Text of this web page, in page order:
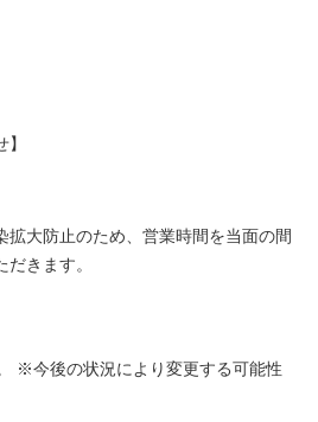
拡大防止のため、営業時間を当面の間
きます。
※今後の状況により変更する可能性